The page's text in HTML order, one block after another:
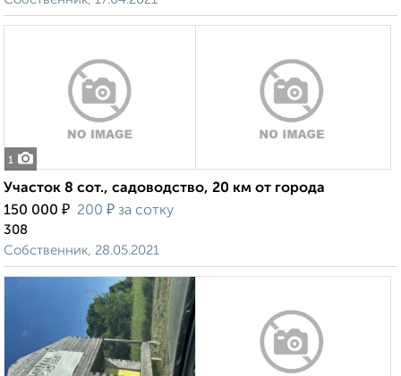
1
Участок 8 сот., садоводство, 20 км от города
150 000 ₽ 200 ₽ за сотку
308
Собственник, 28.05.2021